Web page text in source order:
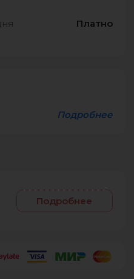
Платно
Подробнее
Подробнее